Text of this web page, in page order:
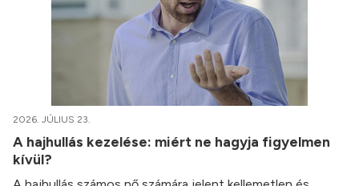
2026. JÚLIUS 23.
A hajhullás kezelése: miért ne hagyja figyelmen
kívül?